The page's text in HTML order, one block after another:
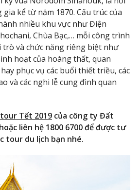
gia kể từ năm 1870. Cấu trúc của
nhiều khu vực như Điện
Chùa Bạc,… mỗi công trình
trò và chức năng riêng biệt như
hoạt của hoàng thất, quan
phục vụ các buổi thiết triều, các
và các nghi lễ cung đình quan
tour Tết 2019 của công ty Đất
liên hệ 1800 6700 để được tư
tour du lịch bạn nhé.